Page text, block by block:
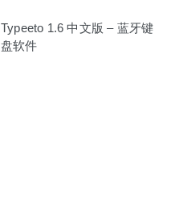
Typeeto 1.6 中文版 – 蓝牙键
盘软件